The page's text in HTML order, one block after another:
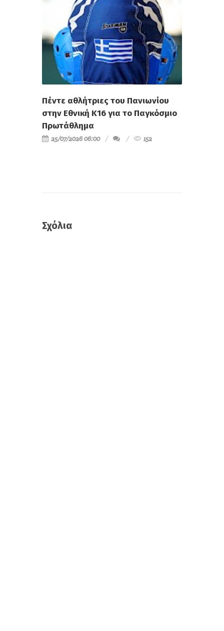
Πέντε αθλήτριες του Πανιωνίου
στην Εθνική Κ16 για το Παγκόσμιο
Πρωτάθλημα
25/07/2026 06:00 152
Σχόλια